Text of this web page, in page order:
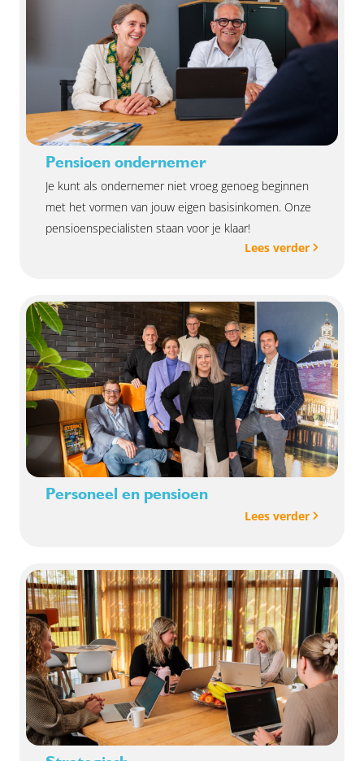
Pensioen ondernemer
Je kunt als ondernemer niet vroeg genoeg beginnen
met het vormen van jouw eigen basisinkomen. Onze
pensioenspecialisten staan voor je klaar!
Lees verder
Personeel en pensioen
Lees verder